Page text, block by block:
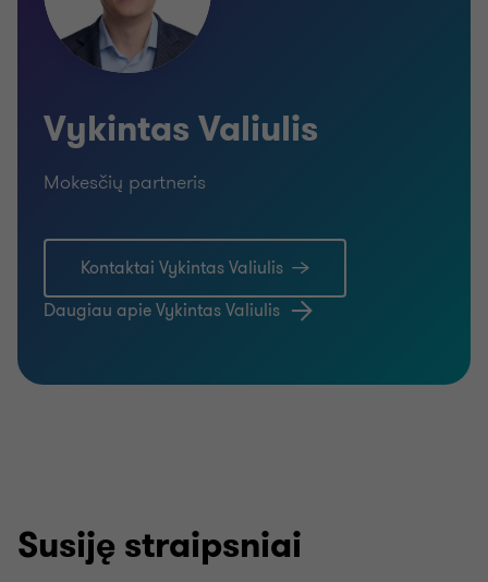
Vykintas Valiulis
Mokesčių partneris
Kontaktai Vykintas Valiulis
Daugiau apie Vykintas Valiulis
Susiję straipsniai